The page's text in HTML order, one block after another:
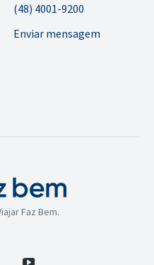
(48) 4001-9200
Enviar mensagem
Faz Bem.